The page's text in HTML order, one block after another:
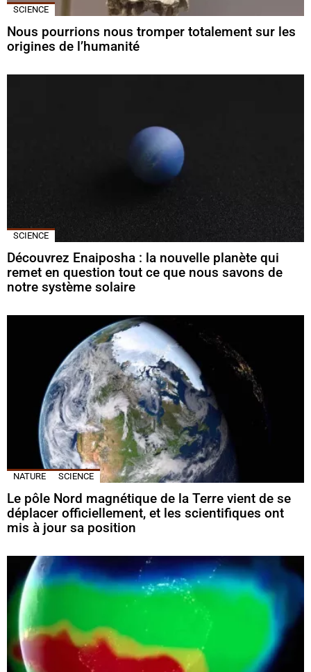
SCIENCE
Nous pourrions nous tromper totalement sur les
origines de l’humanité
SCIENCE
Découvrez Enaiposha : la nouvelle planète qui
remet en question tout ce que nous savons de
notre système solaire
NATURE SCIENCE
Le pôle Nord magnétique de la Terre vient de se
déplacer officiellement, et les scientifiques ont
mis à jour sa position